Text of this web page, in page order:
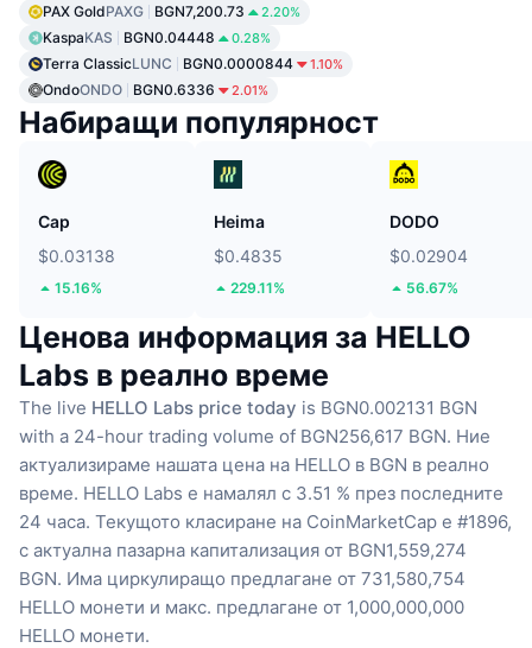
PAX GoldPAXG BGN7,200.73 2.20%
KaspaKAS BGN0.04448 0.28%
Terra ClassicLUNC BGN0.0000844 1.10%
OndoONDO BGN0.6336 2.01%
Набиращи популярност
Cap
$0.03138
15.16%
Heima
$0.4835
229.11%
DODO
$0.02904
56.67%
Ценова информация за HELLO
Labs в реално време
The live HELLO Labs price today is BGN0.002131 BGN
with a 24-hour trading volume of BGN256,617 BGN. Ние
актуализираме нашата цена на HELLO в BGN в реално
време. HELLO Labs е намалял с 3.51 % през последните
24 часа. Текущото класиране на CoinMarketCap е #1896,
с актуална пазарна капитализация от BGN1,559,274
BGN. Има циркулиращо предлагане от 731,580,754
HELLO монети и макс. предлагане от 1,000,000,000
HELLO монети.